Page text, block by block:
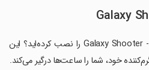
Galaxy
آیا تا کنون بازی Galaxy Shooter - Space Attack را نصب کرده‌اید؟ این
خود، شما را ساعت‌ها درگیر می‌کند.